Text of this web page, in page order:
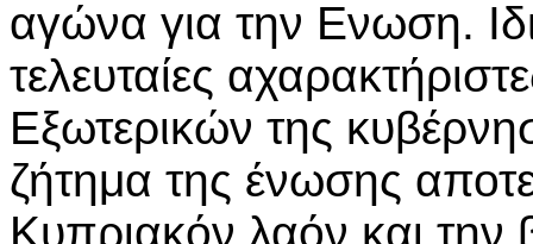
αγώνα για την Ενωση.
τελευταίες
Εξωτερικών της
ζήτημα της ένωσης
Κυπριακόν λαόν και την